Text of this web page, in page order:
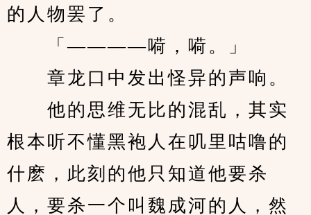
的人物罢了。
「————嗬，嗬。」
章龙口中发出怪异的声响。
他的思维无比的混乱，其实
根本听不懂黑袍人在叽里咕噜的
什麽，此刻的他只知道他要杀
人，要杀一个叫魏成河的人，然